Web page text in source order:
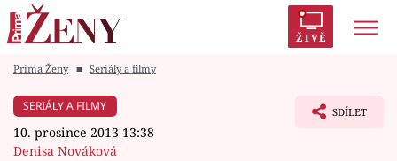
ŽIVĚ
Módní alarm
Prima Ženy ■ Seriály a filmy
SERIÁLY A FILMY
10. prosince 2013 13:38
Denisa Nováková
SDÍLET